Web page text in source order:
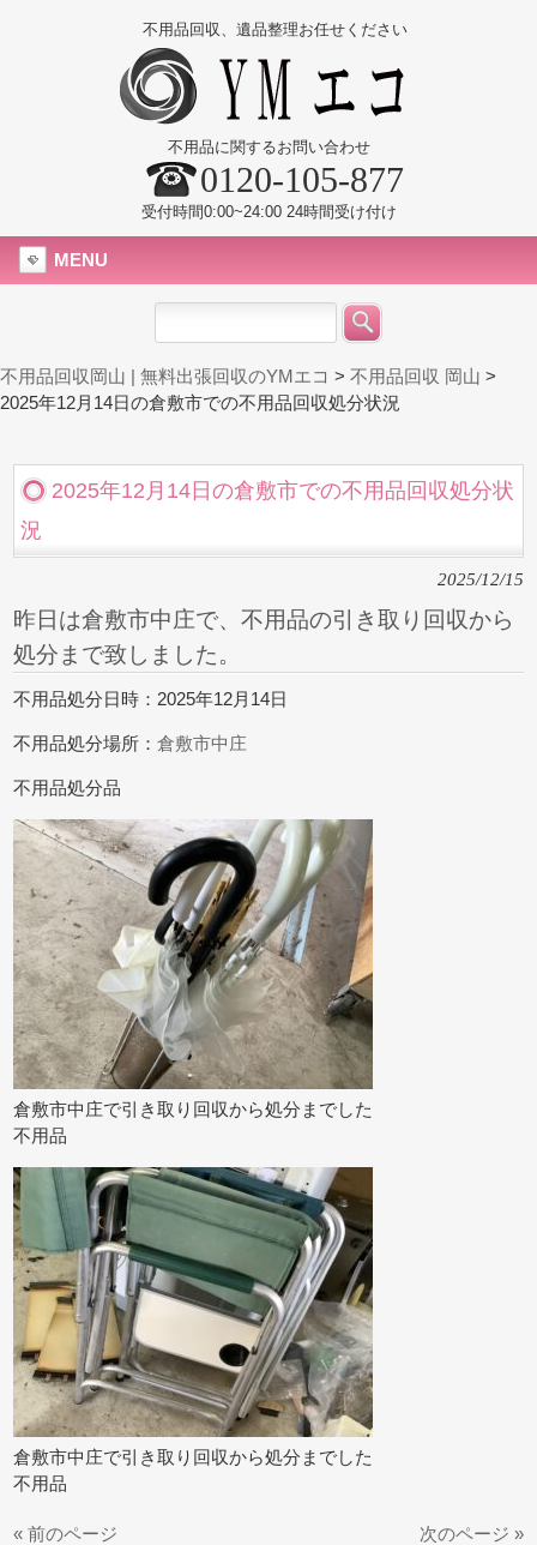
不用品回収、遺品整理お任せください
不用品に関するお問い合わせ
0120-105-877
受付時間0:00~24:00 24時間受け付け
MENU
不用品回収岡山 | 無料出張回収のYMエコ > 不用品回収 岡山 >
2025年12月14日の倉敷市での不用品回収処分状況
2025年12月14日の倉敷市での不用品回収処分状
況
2025/12/15
昨日は倉敷市中庄で、不用品の引き取り回収から
処分まで致しました。
不用品処分日時：2025年12月14日
不用品処分場所：倉敷市中庄
不用品処分品
倉敷市中庄で引き取り回収から処分までした
不用品
倉敷市中庄で引き取り回収から処分までした
不用品
« 前のページ 次のページ »